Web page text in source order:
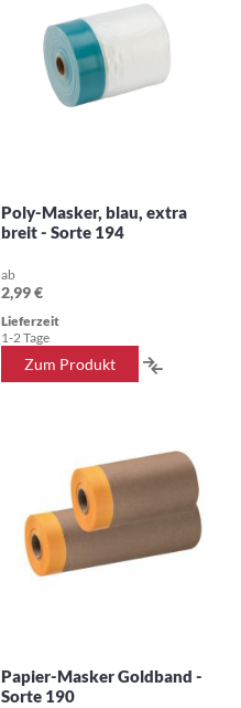
Poly-Masker, blau, extra
breit - Sorte 194
ab
2,99 €
Lieferzeit
1-2 Tage
Zum Produkt
Papier-Masker Goldband -
Sorte 190